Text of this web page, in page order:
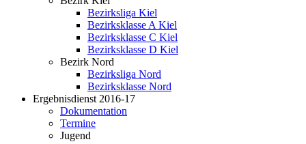
Bezirksliga Kiel
Bezirksklasse A Kiel
Bezirksklasse C Kiel
Bezirksklasse D Kiel
Bezirk Nord
Bezirksliga Nord
Bezirksklasse Nord
Ergebnisdienst 2016-17
Dokumentation
Termine
Jugend